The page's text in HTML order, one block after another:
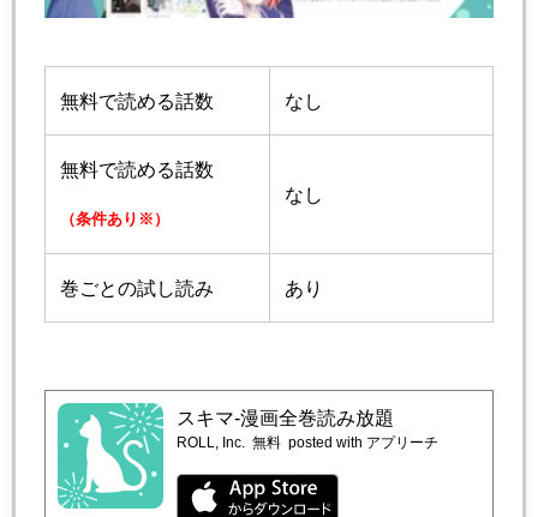
無料で読める話数 なし
無料で読める話数
（条件あり※）
なし
巻ごとの試し読み あり
スキマ-漫画全巻読み放題
ROLL, Inc. 無料 posted with アプリーチ